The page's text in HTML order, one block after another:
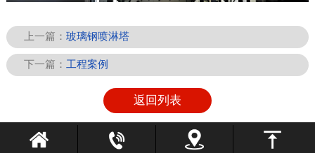
上一篇：玻璃钢喷淋塔
下一篇： 工程案例
返回列表